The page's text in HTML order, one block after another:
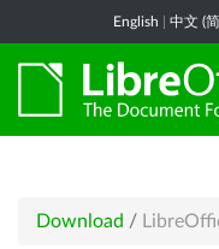
English 中文 (
Download /